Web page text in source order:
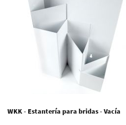
WKK - Estantería para bridas - Vacía